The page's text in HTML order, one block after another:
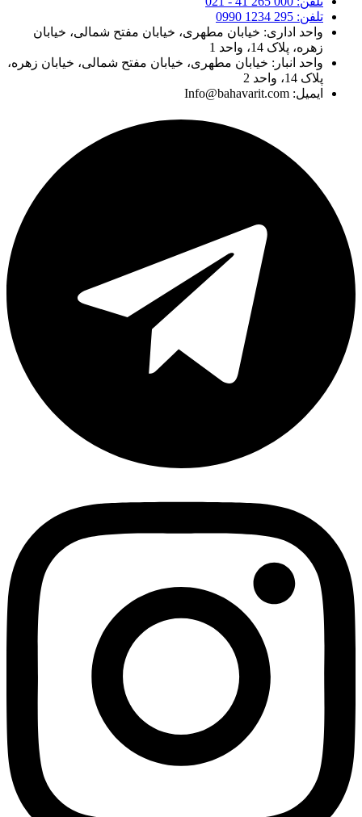
تلفن: 295 1234 0990
واحد اداری: خیابان مطهری، خیابان مفتح شمالی، خیابان
زهره، پلاک 14، واحد 1
واحد انبار: خیابان مطهری، خیابان مفتح شمالی، خیابان زهره،
پلاک 14، واحد 2
ایمیل: Info@bahavarit.com